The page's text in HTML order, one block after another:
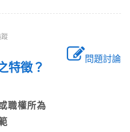
蹤
問題討論
特徵？
職權所為
範